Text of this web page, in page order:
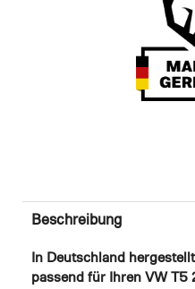
Beschreibung
In Deutschland
passend für Ihren VW T5